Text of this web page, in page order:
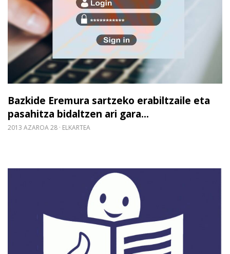
Bazkide Eremura sartzeko erabiltzaile eta
pasahitza bidaltzen ari gara...
2013 AZAROA 28 ELKARTEA
Gehiago irakurri: Jardunaldia irakurketa erreza,